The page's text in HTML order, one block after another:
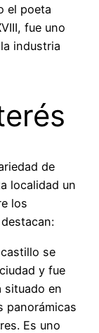
el poeta
fue uno
industria
de
localidad un
los
se
y fue
situado en
panorámicas
Es uno